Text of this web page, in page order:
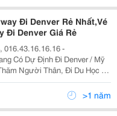
Đi Denver Rẻ Nhất,Vé
Đi Denver Giá Rẻ
016.43.16.16.16 -
Người Thân, Đi Du Học ...
Thai Airways Giá R
>1 năm